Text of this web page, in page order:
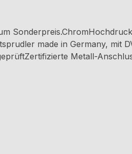
made in Germany, mit
Metall-